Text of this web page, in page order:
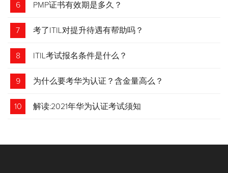
考试 变化请悉知
6 PMP证书有效期是多久？
7 考了ITIL对提升待遇有帮助吗？
8 ITIL考试报名条件是什么？
9 为什么要考华为认证？含金量高么？
10 解读:2021年华为认证考试须知